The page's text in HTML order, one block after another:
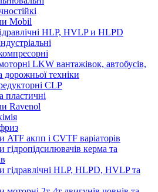
Mobil
HLP, HVLP и HLPD
LKW вантажівок, автобусів,
дорожньої техніки
CLP
пластичні
Ravenol
ATF акпп і CVTF варіаторів
гідропідсилювачів керма та
гідравлічні HLP, HLPD, HVLP та